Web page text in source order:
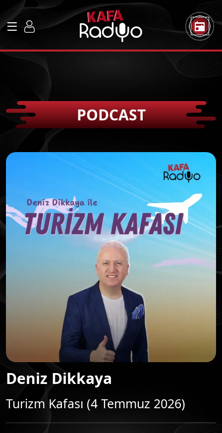
PODCAST
Deniz Dikkaya
Turizm Kafası (4 Temmuz 2026)